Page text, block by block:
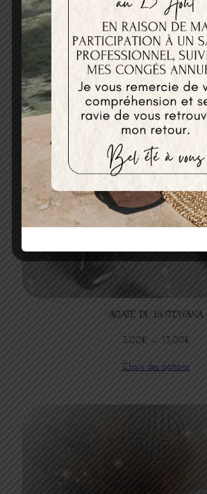
AGATE DU BOTSWANA
3,00€ – 13,00€Plage
prix :
Choix des options